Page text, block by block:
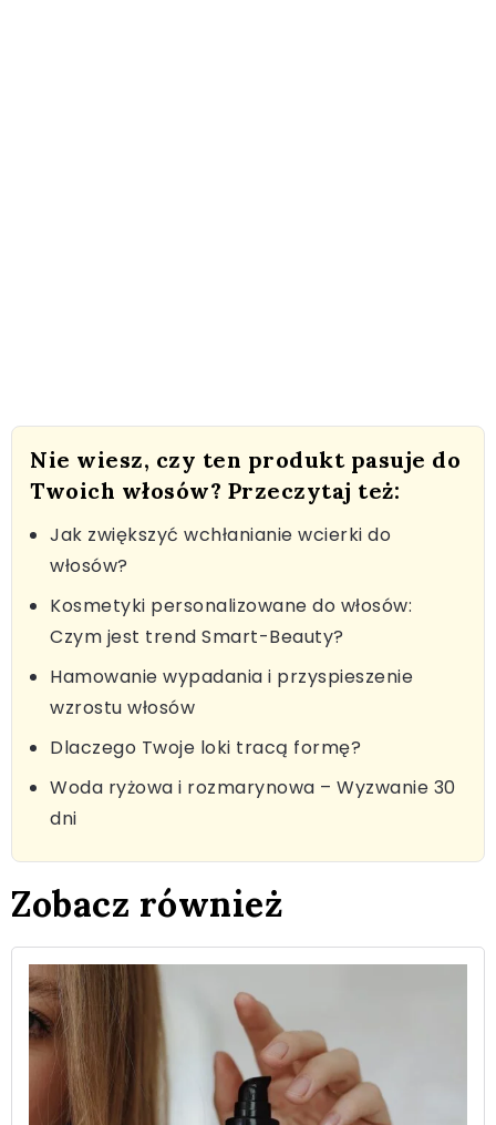
Nie wiesz, czy ten produkt pasuje do
Twoich włosów? Przeczytaj też:
Jak zwiększyć wchłanianie wcierki do
włosów?
Kosmetyki personalizowane do włosów:
Czym jest trend Smart-Beauty?
Hamowanie wypadania i przyspieszenie
wzrostu włosów
Dlaczego Twoje loki tracą formę?
Woda ryżowa i rozmarynowa – Wyzwanie 30
dni
Zobacz również